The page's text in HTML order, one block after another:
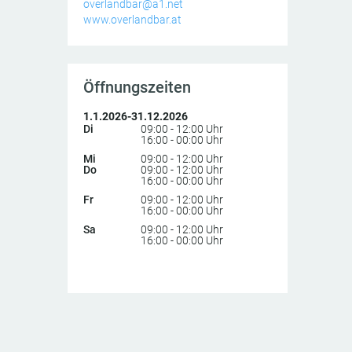
overlandbar@a1.net
www.overlandbar.at
Öffnungszeiten
1.1.2026-31.12.2026
Di
09:00 - 12:00 Uhr
16:00 - 00:00 Uhr
Mi
09:00 - 12:00 Uhr
Do
09:00 - 12:00 Uhr
16:00 - 00:00 Uhr
Fr
09:00 - 12:00 Uhr
16:00 - 00:00 Uhr
Sa
09:00 - 12:00 Uhr
16:00 - 00:00 Uhr